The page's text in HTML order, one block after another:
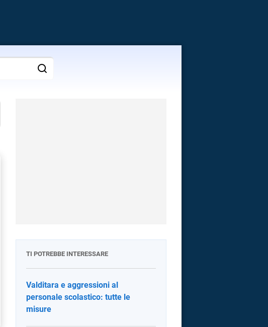
TI POTREBBE INTERESSARE
Valditara e aggressioni al
personale scolastico: tutte le
misure